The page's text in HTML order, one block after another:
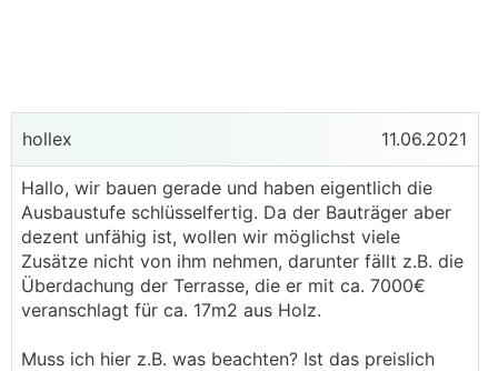
hollex 11.06.2021
Hallo, wir bauen gerade und haben eigentlich die
Ausbaustufe schlüsselfertig. Da der Bauträger aber
dezent unfähig ist, wollen wir möglichst viele
Zusätze nicht von ihm nehmen, darunter fällt z.B. die
Überdachung der Terrasse, die er mit ca. 7000€
veranschlagt für ca. 17m2 aus Holz.
Muss ich hier z.B. was beachten? Ist das preislich